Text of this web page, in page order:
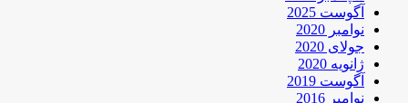
آگوست 2025
نوامبر 2020
جولای 2020
ژانویه 2020
آگوست 2019
نوامبر 2016